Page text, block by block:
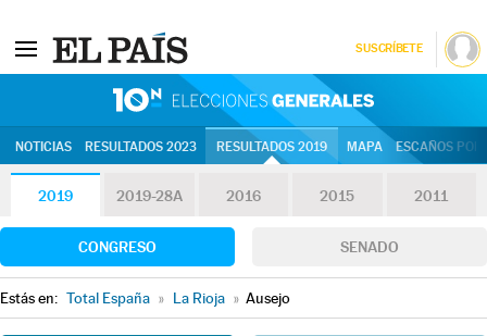
SUSCRÍBETE
NOTICIAS RESULTADOS 2023 RESULTADOS 2019 MAPA ESCAÑOS
2019 2019-28A 2016 2015 2011
CONGRESO SENADO
Estás en: Total España » La Rioja » Ausejo